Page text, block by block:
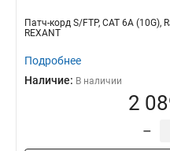
Патч-корд S/FTP, CAT 6A (10G),
REXANT
Подробнее
Наличие: В наличии
2
–